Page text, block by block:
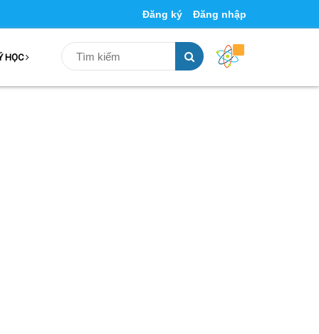
Đăng ký Đăng nhập
HỌC